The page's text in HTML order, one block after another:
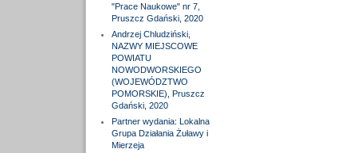
"Prace Naukowe" nr 7,
Pruszcz Gdański, 2020
Andrzej Chludziński,
NAZWY MIEJSCOWE
POWIATU
NOWODWORSKIEGO
(WOJEWÓDZTWO
POMORSKIE), Pruszcz
Gdański, 2020
Partner wydania: Lokalna
Grupa Działania Żuławy i
Mierzeja